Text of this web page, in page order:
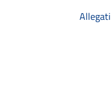
Allegati